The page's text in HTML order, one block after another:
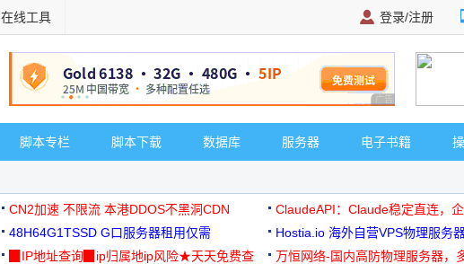
在线工具 登录/注册
广告 商业广告，理性
脚本专栏 脚本下载 数据库 服务器 电子书籍
CN2加速 不限流 本港DDOS不黑洞CDN ClaudeAPI：Claude稳定直连，
48H64G1TSSD G口服务器租用仅需
3000+可免费测试
Hostia.io 海外自营VPS物理服务
▉IP地址查询▉ip归属地ip风险★天天免费查
万恒网络-国内高防物理服务器，